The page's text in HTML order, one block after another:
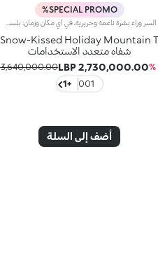
SPECIAL PROMO%
شفاه متعدد الاستخدامات
2,730,000.00 LBP
3,640,000.00 LBP
001
+1
أضف إلى السلة